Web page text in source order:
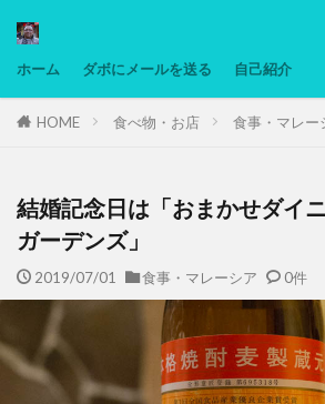
ホーム ダボにメールを送る 自己紹介
HOME 食べ物・お店 食事・マレー
結婚記念日は「おまかせダイ
ガーデンズ」
2019/07/01 食事・マレーシア 0件
タグ
低温調理・スロークッカー
低
日本人村社会